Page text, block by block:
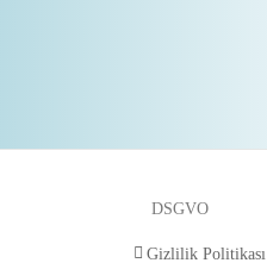
DSGVO
Gizlilik Politikası